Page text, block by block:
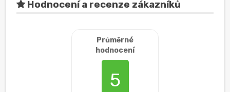
Hodnocení a recenze zákazníků
Průměrné
hodnocení
5